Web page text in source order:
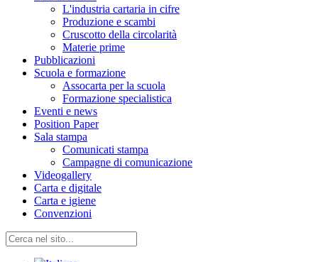
L'industria cartaria in cifre
Produzione e scambi
Cruscotto della circolarità
Materie prime
Pubblicazioni
Scuola e formazione
Assocarta per la scuola
Formazione specialistica
Eventi e news
Position Paper
Sala stampa
Comunicati stampa
Campagne di comunicazione
Videogallery
Carta e digitale
Carta e igiene
Convenzioni